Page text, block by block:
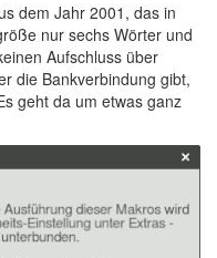
dem Jahr 2001, das in
nur sechs Wörter und
Aufschluss über
die Bankverbindung gibt,
geht da um etwas ganz